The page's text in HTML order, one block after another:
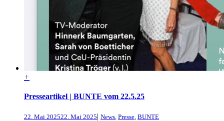
+
Presseartikel | BUNTE vom 22.5.25
22. Mai 202522. Mai 2025| News Presse BUNTE